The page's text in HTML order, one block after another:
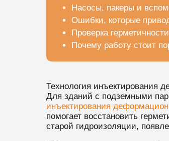
Насосы, пакеры и
Ошибки, которые
Проверка
Почему работу стоит
Технология инъектирования
Для зданий с подземными
инъектирования
помогает восстановить
старой гидроизоляции,